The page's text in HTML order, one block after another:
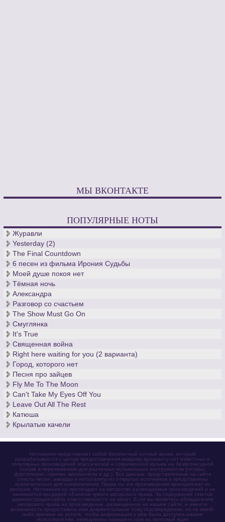
МЫ ВКОНТАКТЕ
ПОПУЛЯРНЫЕ НОТЫ
Журавли
Yesterday (2)
The Final Countdown
6 песен из фильма Ирония Судьбы
Моей душе покоя нет
Тёмная ночь
Александра
Разговор со счастьем
The Show Must Go On
Смуглянка
It's True
Священная война
Right here waiting for you (2 варианта)
Город, которого нет
Песня про зайцев
Fly Me To The Moon
Can't Take My Eyes Off You
Leave Out All The Rest
Катюша
Крылатые качели
Нотомания представляет собой бесплатный нотный архив, который
разрабатывается с целью предоставления каждому музыканту нот известных и
популярных произведений классической и современной музыки на безвозмездной
основе в переложениях для различных музыкальных инструментов (гитары,
фортепиано, скрипки, виолончели и др.). Все данные, представленные на сайте
(тексты песен, аккорды и ноты) взяты из открытых источников и представлены
исключительно для ознакомления. Права на эти произведения принадлежат их
авторам. Нотомания не претендует на авторство размещаемых произведений и не
занимается продажей объектов чужого авторского права. За содержание текстов
администрация сайта ответственности не несет. Если вы являетесь обладателем
авторского права на произведение, размещенное на нашем сайте, и имеете
возможность предоставить нам документальное тому подтверждение, но по какой-
либо причине не хотите, чтобы информация о нём была доступна нашим
пользователям, немедленно напишите нам на почтовый ящик